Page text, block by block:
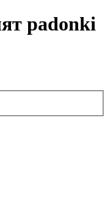
padonki